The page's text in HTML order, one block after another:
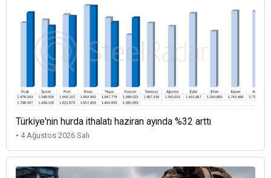
Türkiye'nin hurda ithalatı haziran ayında %32 arttı
• 4 Ağustos 2026 Salı